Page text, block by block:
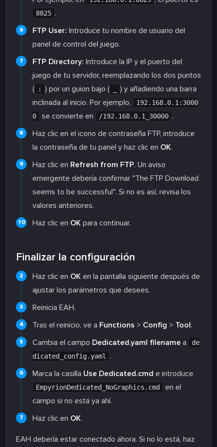
8825 .
FTP User: Introduce tu nombre de usuario del
panel de control del juego.
FTP Directory: Introduce la IP y el puerto del
juego de tu servidor, reemplazando los dos puntos
(
: ) por un guion bajo (
) y añadiendo una barra
inclinada al inicio. Por ejemplo,
192.168.0.1:3000
0
se convierte en /192.168.0.1_30000 .
Haz clic en el icono de contraseña FTP, introduce
la contraseña de tu panel y haz clic en OK.
Haz clic en Refresh from FTP. Un aviso
emergente debería confirmar "The FTP Download
seems to be successful". Si no es así, revisa los
valores anteriores.
Haz clic en OK para continuar.
Finalizar la configuración
Haz clic en OK en la pantalla siguiente después de
ajustar los parámetros que desees.
Reinicia EAH.
Tras el reinicio, ve a Functions > Config > Tool.
Cambia el campo Dedicated.yaml filename a
de
dicated_config.yaml
.
Marca la casilla Use Dedicated.cmd e introduce
EmpyrionDedicated_NoGraphics.cmd
en el
campo si no está ya ahí.
Haz clic en OK.
EAH debería estar conectado ahora. Si no lo está, haz